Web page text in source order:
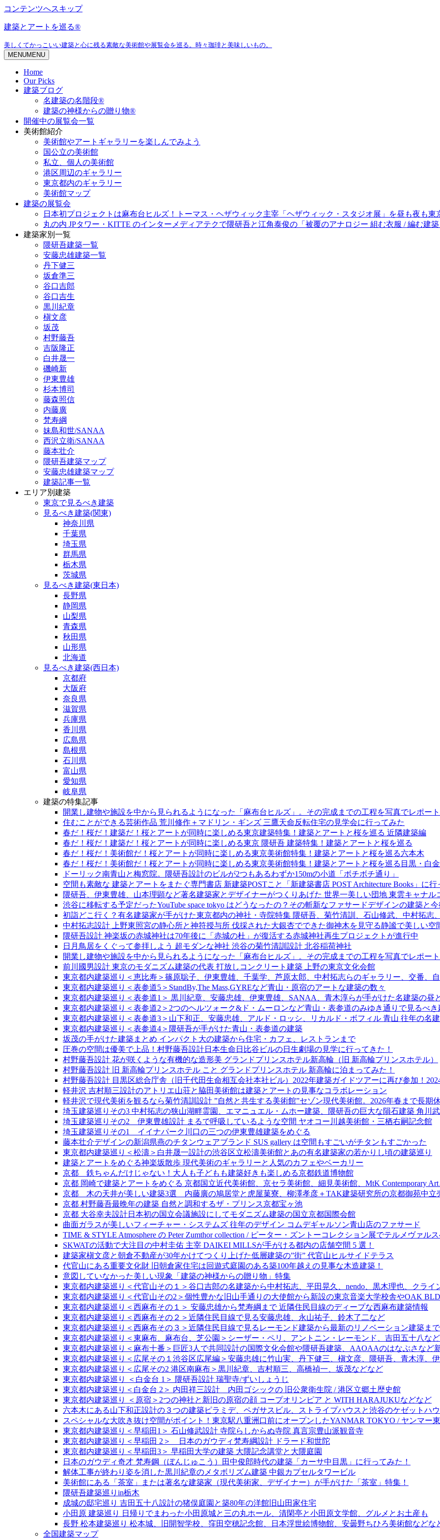
コンテンツへスキップ
建築とアートを巡る®
美しくてかっこいい建築と心に残る素敵な美術館や展覧会を巡る。時々珈琲と美味しいもの。
MENUMENU
Home
Our Picks
建築ブログ
名建築の名階段®
建築の神様からの贈り物®
開催中の展覧会一覧
美術館紹介
美術館やアートギャラリーを楽しんでみよう
国公立の美術館
私立、個人の美術館
港区周辺のギャラリー
東京都内のギャラリー
美術館マップ
建築の展覧会
日本初プロジェクトは麻布台ヒルズ！トーマス・ヘザウィック主宰「ヘザウィック・スタジオ展」を昼も夜も東
丸の内 JPタワー・KITTE のインターメディアテクで隈研吾と江角泰俊の「被覆のアナロジー 組む衣服 / 編む建築
建築家別一覧
隈研吾建築一覧
安藤忠雄建築一覧
丹下健三
坂倉準三
谷口吉郎
谷口吉生
黒川紀章
槇文彦
坂茂
村野藤吾
吉阪隆正
白井晟一
磯崎新
伊東豊雄
杉本博司
藤森照信
内藤廣
梵寿綱
妹島和世/SANAA
西沢立衛/SANAA
藤本壮介
隈研吾建築マップ
安藤忠雄建築マップ
建築記事一覧
エリア別建築
東京で見るべき建築
見るべき建築(関東)
神奈川県
千葉県
埼玉県
群馬県
栃木県
茨城県
見るべき建築(東日本)
長野県
静岡県
山梨県
青森県
秋田県
山形県
北海道
見るべき建築(西日本)
京都府
大阪府
奈良県
滋賀県
兵庫県
香川県
広島県
島根県
石川県
富山県
愛知県
岐阜県
建築の特集記事
開業し建物や施設を中から見られるようになった「麻布台ヒルズ」。その完成までの工程を写真でレポー
住むことができる芸術作品 荒川修作＋マドリン・ギンズ 三鷹天命反転住宅の見学会に行ってみた
春だ！桜だ！建築だ！桜とアートが同時に楽しめる東京建築特集！建築とアートと桜を巡る 近隣建築編
春だ！桜だ！建築だ！桜とアートが同時に楽しめる東京 隈研吾 建築特集！建築とアートと桜を巡る
春だ！桜だ！美術館だ！桜とアートが同時に楽しめる東京美術館特集！建築とアートと桜を巡る六本木
春だ！桜だ！美術館だ！桜とアートが同時に楽しめる東京美術館特集！建築とアートと桜を巡る目黒・白
ドーリック南青山と梅窓院。隈研吾設計のビルが2つもあるわずか150mの小道「ボチボチ通り」
空間も素敵な 建築とアートをまたぐ専門書店 新建築POSTこと「新建築書店 POST Architecture Books」に行
隈研吾、伊東豊雄、山本理顕など著名建築家とデザイナーがつくりあげた 世界一美しい団地 東雲キャナル
渋谷に移転する予定だったYouTube space tokyo はどうなったの？その斬新なファサードデザインの建築と
初詣どこ行く？有名建築家が手がけた東京都内の神社・寺院特集 隈研吾、菊竹清訓、石山修武、中村拓志
中村拓志設計 上野東照宮の静心所と神符授与所 伐採された大銀杏でできた御神木を見守る静謐で美しい空
隈研吾設計 神楽坂の赤城神社は70年後に「赤城の杜」が復活する赤城神社再生プロジェクトが進行中
日月鳥居をくぐって参拝しよう 超モダンな神社 渋谷の菊竹清訓設計 北谷稲荷神社
開業し建物や施設を中から見られるようになった「麻布台ヒルズ」。その完成までの工程を写真でレポー
前川國男設計 東京のモダニズム建築の代表 打放しコンクリート建築 上野の東京文化会館
東京都内建築巡り＜恵比寿＞篠原聡子、伊東豊雄、千葉学、芦原太郎、中村拓志らのギャラリー、交番、
東京都内建築巡り＜表参道5＞StandBy,The Mass,GYREなど青山・原宿のアートな建築の数々
東京都内建築巡り＜表参道1＞ 黒川紀章、安藤忠雄、伊東豊雄、SANAA、青木淳らが手がけた名建築の昼
東京都内建築巡り＜表参道2＞2つのヘルツォーク&ド・ムーロンなど青山・表参道のみゆき通りで見るべき
東京都内建築巡り＜表参道3＞山下和正、安藤忠雄、アルド・ロッシ、リカルド・ボフィル 青山 往年の名
東京都内建築巡り＜表参道4＞隈研吾が手がけた青山・表参道の建築
坂茂の手がけた建築まとめ インパクト大の建築から住宅・カフェ、レストランまで
圧巻の空間は優美で上品！村野藤吾設計日本生命日比谷ビルの日生劇場の見学に行ってきた！
村野藤吾設計 花が咲くような有機的な造形美 グランドプリンスホテル新高輪（旧 新高輪プリンスホテル）
村野藤吾設計 旧 新高輪プリンスホテル こと グランドプリンスホテル 新高輪に泊まってみた！
村野藤吾設計 目黒区総合庁舎（旧千代田生命相互会社本社ビル）2022年建築ガイドツアーに再び参加！
軽井沢 吉村順三設計のアトリエ山荘と脇田美術館は建築とアートの見事なコラボレーション
軽井沢で現代美術を観るなら菊竹清訓設計 ”自然と共生する美術館”セゾン現代美術館。2026年春まで長期休
埼玉建築巡りその3 中村拓志の狭山湖畔霊園、エマニュエル・ムホー建築、隈研吾の巨大な隕石建築 角川
埼玉建築巡りその2 伊東豊雄設計 まるで呼吸しているような空間 ヤオコー川越美術館・三栖右嗣記念館
埼玉建築巡りその1 イイナパーク川口の三つの伊東豊雄建築をめぐる
藤本壮介デザインの新潟県燕のチタンウェアブランド SUS gallery は空間もすごいがチタンもすごかった
東京都内建築巡り＜松濤＞白井晟一設計の渋谷区立松濤美術館とあの有名建築家の若かりし頃の建築巡り
建築とアートをめぐる神楽坂散歩 現代美術のギャラリーと人気のカフェやベーカリー
京都 鉄ちゃんだけじゃない！大人も子どもも建築好きも楽しめる京都鉄道博物館
京都 岡崎で建築とアートをめぐる 京都国立近代美術館、京セラ美術館、細見美術館、MtK Contemporary
京都 木の天井が美しい建築3選 内藤廣の鳩居堂と虎屋菓寮、柳澤孝彦＋TAK建築研究所の京都御苑中立
京都 村野藤吾最晩年の建築 自然と調和するザ・プリンス京都宝ヶ池
京都 大谷幸夫設計日本初の国立会議施設にしてモダニズム建築の国立京都国際会館
曲面ガラスが美しいフィーチャー・システムズ 往年のデザイン コムデギャルソン青山店のファサード
TIME & STYLE Atmosphere の Peter Zumthor collection / ピーター・ズントーコレクション展でテルメヴァル
SKWATの活動で大注目の中村圭佑 主宰 DAIKEI MILLSが手がける都内の店舗空間 5 選！
建築家槇文彦と朝倉不動産が30年かけてつくり上げた低層建築の”街” 代官山ヒルサイドテラス
代官山にある重要文化財 旧朝倉家住宅は回遊式庭園のある築100年越えの見事な木造建築！
意図していなかった美しい現象「建築の神様からの贈り物」特集
東京都内建築巡り＜代官山その１＞谷口吉郎の名建築から中村拓志、平田晃久、nendo、黒木理也、クライ
東京都内建築巡り＜代官山その2＞個性豊かな旧山手通りの大使館から新設の東京音楽大学校舎やOAK
東京都内建築巡り＜西麻布その１＞ 安藤忠雄から梵寿綱まで 近隣住民目線のディープな西麻布建築情報
東京都内建築巡り＜西麻布その２＞近隣住民目線で見る安藤忠雄、永山祐子、鈴木了二など
東京都内建築巡り＜西麻布その３＞近隣住民目線で見るレーモンド建築から最新のリノベーション建築まで
東京都内建築巡り＜東麻布、麻布台、芝公園＞シーザー・ペリ、アントニン・レーモンド、吉田五十八な
東京都内建築巡り＜麻布十番＞巨匠3人で共同設計の国際文化会館や隈研吾建築、AAOAAのはなぶさなど
東京都内建築巡り＜広尾その１渋谷区広尾編＞安藤忠雄に竹山実、丹下健三、槇文彦、隈研吾、青木淳、
東京都内建築巡り＜広尾その2 港区南麻布＞黒川紀章、吉村順三、高橋禎一、坂茂などなど
東京都内建築巡り ＜白金台 1＞ 隈研吾設計 瑞聖寺/ずいしょうじ
東京都内建築巡り＜白金台 2＞ 内田祥三設計 内田ゴシックの 旧公衆衛生院 / 港区立郷土歴史館
東京都内建築巡り ＜原宿＞2つの神社と新旧の原宿の顔 コープオリンピア と WITH HARAJUKUなどなど
六本木にある山下和正設計の３つの建築ピラミデ、ペガサスビル、ストライプハウスと渋谷のケゼットハ
スペシャルな大吹き抜け空間がポイント！東京駅八重洲口前にオープンしたYANMAR TOKYO / ヤンマー
東京都内建築巡り＜早稲田1＞ 石山修武設計 寺院らしからぬ寺院 真言宗豊山派観音寺
東京都内建築巡り＜早稲田 2＞ 日本のガウディ梵寿綱設計 ドラード和世陀
東京都内建築巡り＜早稲田3＞ 早稲田大学の建築 大隈記念講堂と大隈庭園
日本のガウディ奇才 梵寿鋼（ぼんじゅこう）田中俊郎時代の建築「カーサ中目黒」に行ってみた！
解体工事が終わり姿を消した黒川紀章のメタボリズム建築 中銀カプセルタワービル
美術館にある「茶室」または著名な建築家（現代美術家、デザイナー）が手がけた「茶室」特集！
隈研吾建築巡りin栃木
成城の邸宅巡り 吉田五十八設計の猪俣庭園と築80年の洋館旧山田家住宅
小田原 建築巡り 日帰りでまわった小田原城と三の丸ホール、清閑亭と小田原文学館、グルメとお土産も
長野 松本建築巡り 松本城、旧開智学校、窪田空穂記念館、日本浮世絵博物館、安曇野ちひろ美術館などな
全国建築マップ